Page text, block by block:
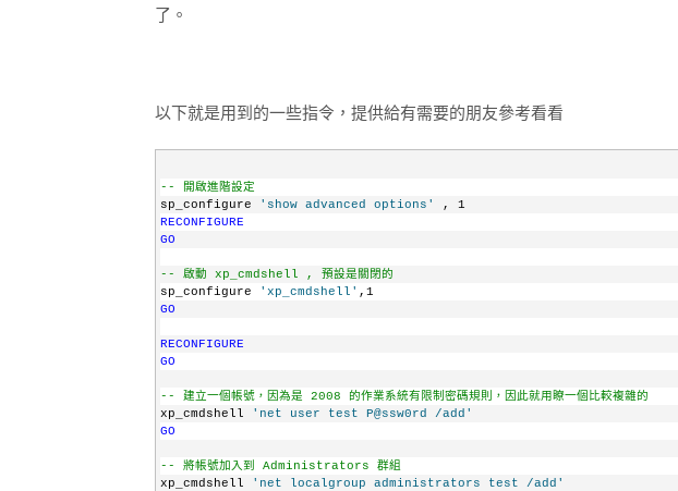
了。
以下就是用到的一些指令，提供給有需要的朋友參考看看
-- 開啟進階設定
sp_configure
'show advanced options'
, 1
RECONFIGURE
GO
-- 啟動 xp_cmdshell , 預設是關閉的
sp_configure
'xp_cmdshell' ,1
GO
RECONFIGURE
GO
-- 建立一個帳號，因為是 2008 的作業系統有限制密碼規則，因此就用瞭一個比較複雜的
xp_cmdshell
'net user test P@ssw0rd /add'
GO
-- 將帳號加入到 Administrators 群組
xp_cmdshell
'net localgroup administrators test /add'